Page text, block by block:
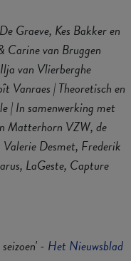
Graeve, Kes Bakker en
Carine van Bruggen
van Vlierberghe
Vanraes | Theoretisch en
| In samenwerking met
Matterhorn VZW, de
Desmet, Frederik
LaGeste, Capture
- Het Nieuwsblad